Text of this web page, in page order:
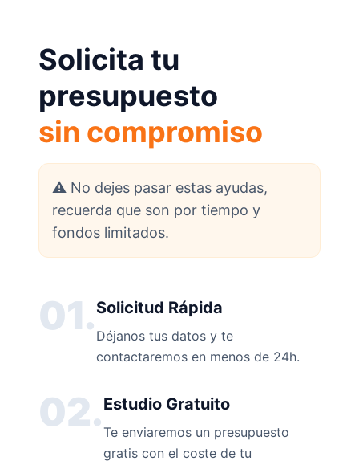
Solicita tu
presupuesto
sin compromiso
⚠️ No dejes pasar estas ayudas,
recuerda que son por tiempo y
fondos limitados.
01.Solicitud Rápida
Déjanos tus datos y te
contactaremos en menos de 24h.
02.Estudio Gratuito
Te enviaremos un presupuesto
gratis con el coste de tu